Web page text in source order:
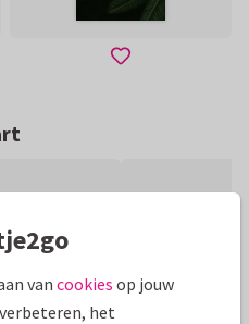
van cookies op jouw
het